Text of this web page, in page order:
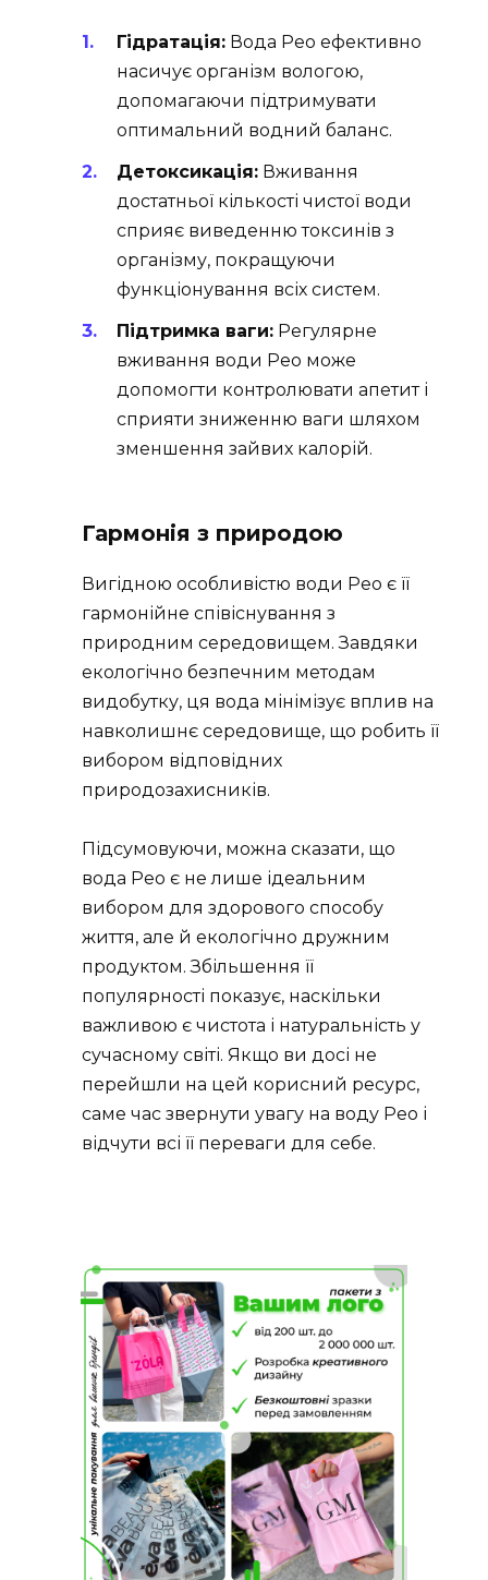
Гідратація: Вода Рео ефективно
насичує організм вологою,
допомагаючи підтримувати
оптимальний водний баланс.
Детоксикація: Вживання
достатньої кількості чистої води
сприяє виведенню токсинів з
організму, покращуючи
функціонування всіх систем.
Підтримка ваги: Регулярне
вживання води Рео може
допомогти контролювати апетит і
сприяти зниженню ваги шляхом
зменшення зайвих калорій.
Гармонія з природою
Вигідною особливістю води Рео є її
гармонійне співіснування з
природним середовищем. Завдяки
екологічно безпечним методам
видобутку, ця вода мінімізує вплив на
навколишнє середовище, що робить її
вибором відповідних
природозахисників.
Підсумовуючи, можна сказати, що
вода Рео є не лише ідеальним
вибором для здорового способу
життя, але й екологічно дружним
продуктом. Збільшення її
популярності показує, наскільки
важливою є чистота і натуральність у
сучасному світі. Якщо ви досі не
перейшли на цей корисний ресурс,
саме час звернути увагу на воду Рео і
відчути всі її переваги для себе.